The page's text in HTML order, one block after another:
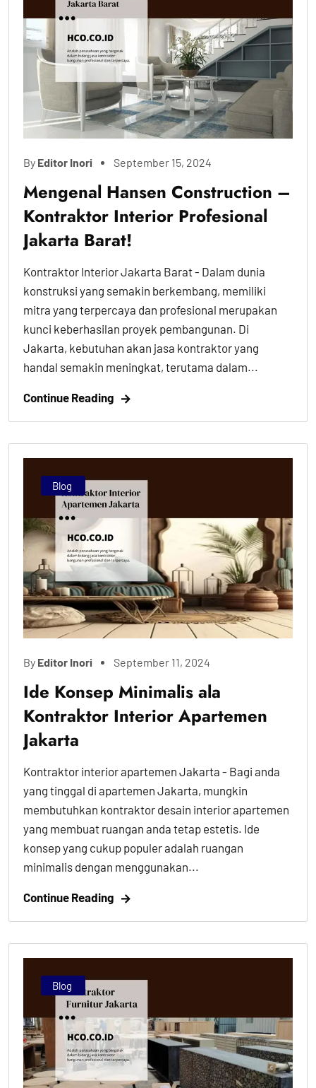
By Editor Inori September 15, 2024
Mengenal Hansen Construction –
Kontraktor Interior Profesional
Jakarta Barat!
Kontraktor Interior Jakarta Barat - Dalam dunia
konstruksi yang semakin berkembang, memiliki
mitra yang terpercaya dan profesional merupakan
kunci keberhasilan proyek pembangunan. Di
Jakarta, kebutuhan akan jasa kontraktor yang
handal semakin meningkat, terutama dalam...
Continue Reading
Blog
By Editor Inori September 11, 2024
Ide Konsep Minimalis ala
Kontraktor Interior Apartemen
Jakarta
Kontraktor interior apartemen Jakarta - Bagi anda
yang tinggal di apartemen Jakarta, mungkin
membutuhkan kontraktor desain interior apartemen
yang membuat ruangan anda tetap estetis. Ide
konsep yang cukup populer adalah ruangan
minimalis dengan menggunakan...
Continue Reading
Blog